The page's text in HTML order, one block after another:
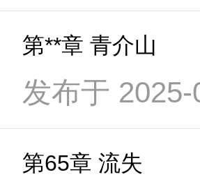
第**章 青介山
发布于
第65章 流失